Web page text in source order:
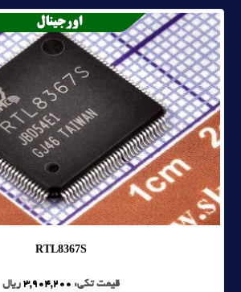
RTL8367S
قیمت تکی: 3,904,200 ریال